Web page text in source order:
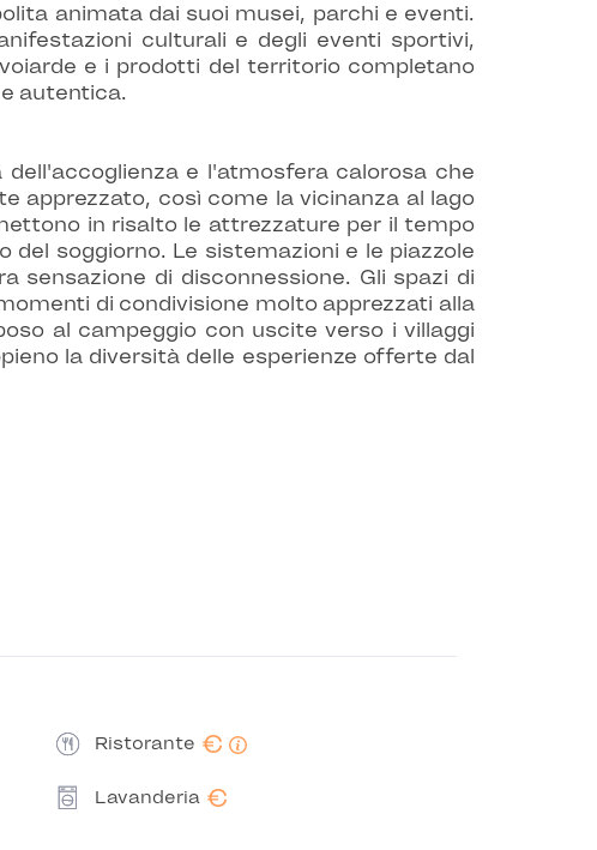
animata dai suoi musei, parchi e eventi.
culturali e degli eventi sportivi,
e i prodotti del territorio completano
autentica.
e l'atmosfera calorosa che
apprezzato, così come la vicinanza al lago
in risalto le attrezzature per il tempo
soggiorno. Le sistemazioni e le piazzole
sensazione di disconnessione. Gli spazi di
di condivisione molto apprezzati alla
al campeggio con uscite verso i villaggi
la diversità delle esperienze offerte dal
Ristorante €
Lavanderia €